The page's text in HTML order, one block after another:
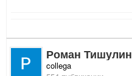
Роман Тишулин
collega